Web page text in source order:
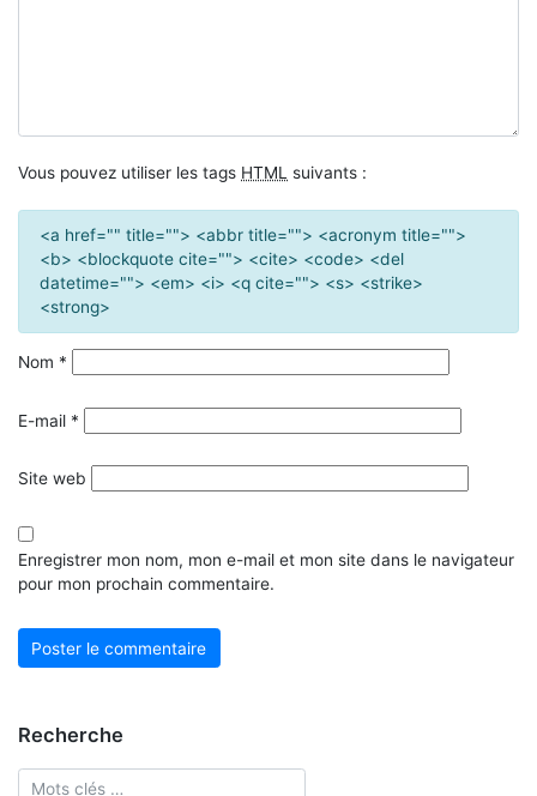
Vous pouvez utiliser les tags HTML suivants :
<a href="" title=""> <abbr title=""> <acronym title="">
<b> <blockquote cite=""> <cite> <code> <del
datetime=""> <em> <i> <q cite=""> <s> <strike>
<strong>
Nom *
E-mail *
Site web
Enregistrer mon nom, mon e-mail et mon site dans le navigateur
pour mon prochain commentaire.
Recherche